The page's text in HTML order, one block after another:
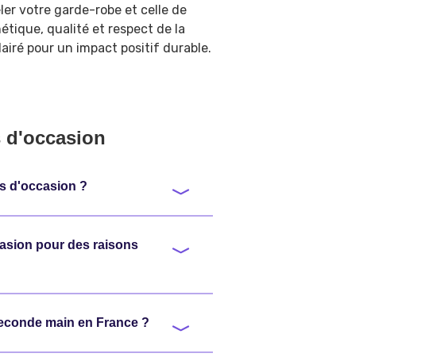
votre garde-robe et celle de
qualité et respect de la
pour un impact positif durable.
d'occasion
d'occasion ?
pour des raisons
main en France ?